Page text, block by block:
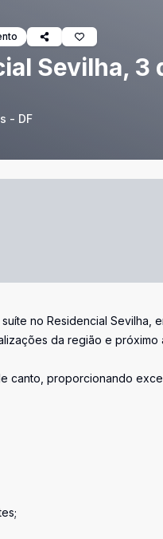
Sevilha,
- DF
no Residencial
da região e próximo
canto, proporcionando